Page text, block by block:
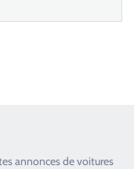
annonces devoitures